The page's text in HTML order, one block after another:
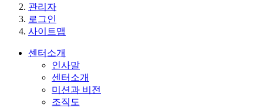
관리자
로그인
사이트맵
센터소개
인사말
센터소개
미션과 비전
조직도